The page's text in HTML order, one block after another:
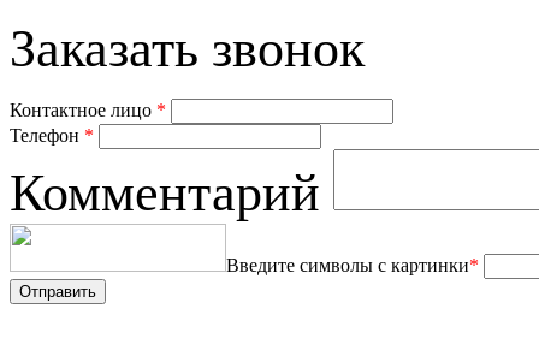
Заказать звонок
Контактное лицо *
Телефон *
Комментарий
Введите символы с картинки*